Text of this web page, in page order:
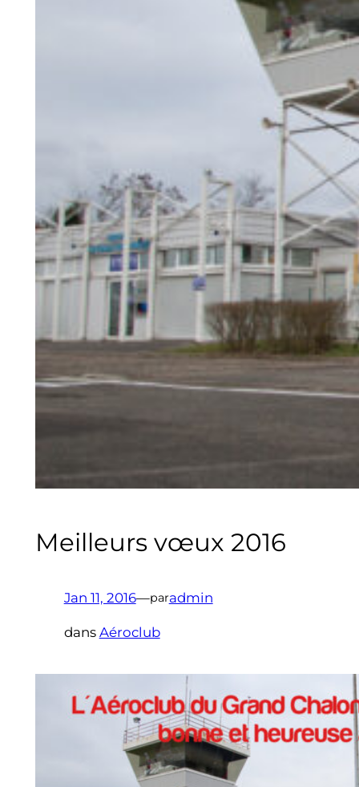
Meilleurs vœux 2016
Jan 11, 2016—paradmin
dans Aéroclub